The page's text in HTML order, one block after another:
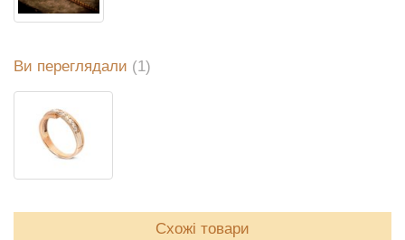
Ви переглядали (1)
Схожі товари